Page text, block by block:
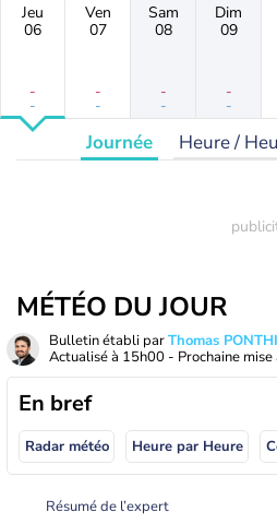
Jeu
06
-
-
Ven
07
-
-
Sam
08
-
-
Dim
09
-
-
Journée Heure /
MÉTÉO DU JOUR
Bulletin établi parThomas
Actualisé à 15h00 - Prochaine mise
En bref
Radar météo Heure par Heure
Résumé de l’expert